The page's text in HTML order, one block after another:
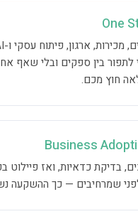
One
לתפור בין ספקים ובלי שאף
חוץ מכם.
בדיקת כדאיות, ואז פיילוט
שמרחיבים — כך ההשקעה